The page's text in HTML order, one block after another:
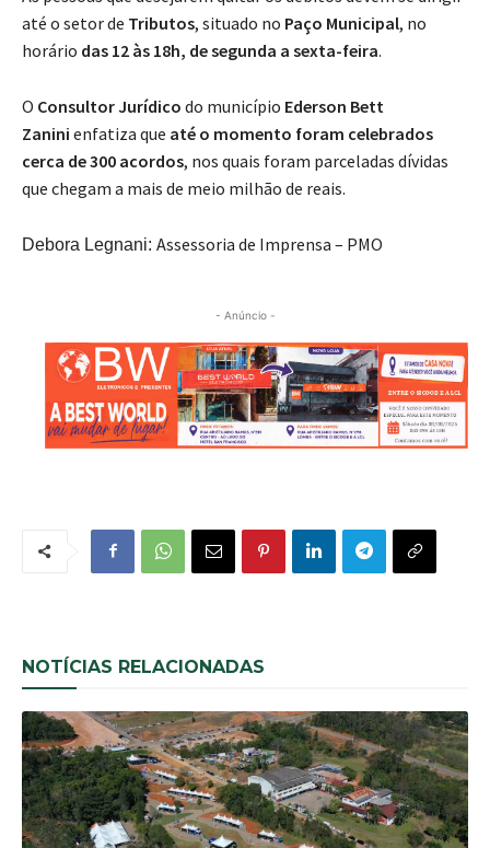
até o setor de Tributos, situado no Paço Municipal, no
horário das 12 às 18h, de segunda a sexta-feira.
O Consultor Jurídico do município Ederson Bett
Zanini enfatiza que até o momento foram celebrados
cerca de 300 acordos, nos quais foram parceladas dívidas
que chegam a mais de meio milhão de reais.
Debora Legnani: Assessoria de Imprensa – PMO
- Anúncio -
NOTÍCIAS RELACIONADAS